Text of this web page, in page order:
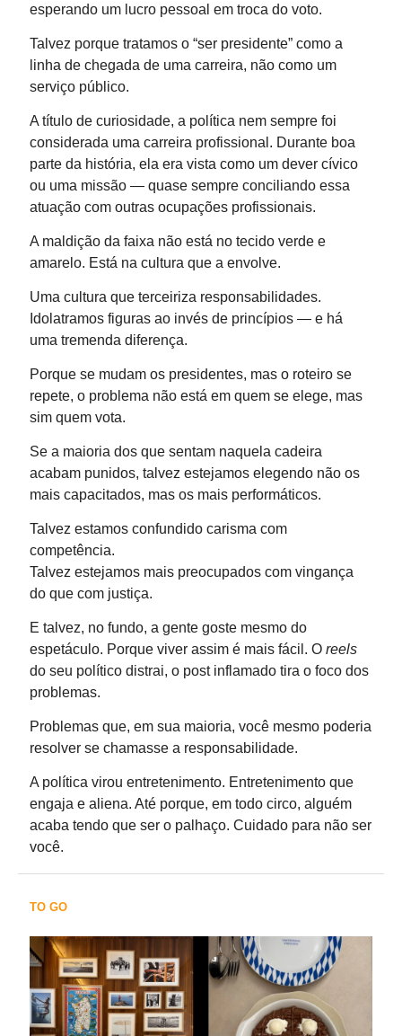
esperando um lucro pessoal em troca do voto.
Talvez porque tratamos o “ser presidente” como a
linha de chegada de uma carreira, não como um
serviço público.
A título de curiosidade, a política nem sempre foi
considerada uma carreira profissional. Durante boa
parte da história, ela era vista como um dever cívico
ou uma missão — quase sempre conciliando essa
atuação com outras ocupações profissionais.
A maldição da faixa não está no tecido verde e
amarelo. Está na cultura que a envolve.
Uma cultura que terceiriza responsabilidades.
Idolatramos figuras ao invés de princípios — e há
uma tremenda diferença.
Porque se mudam os presidentes, mas o roteiro se
repete, o problema não está em quem se elege, mas
sim quem vota.
Se a maioria dos que sentam naquela cadeira
acabam punidos, talvez estejamos elegendo não os
mais capacitados, mas os mais performáticos.
Talvez estamos confundido carisma com
competência.
Talvez estejamos mais preocupados com vingança
do que com justiça.
E talvez, no fundo, a gente goste mesmo do
espetáculo. Porque viver assim é mais fácil. O reels
do seu político distrai, o post inflamado tira o foco dos
problemas.
Problemas que, em sua maioria, você mesmo poderia
resolver se chamasse a responsabilidade.
A política virou entretenimento. Entretenimento que
engaja e aliena. Até porque, em todo circo, alguém
acaba tendo que ser o palhaço. Cuidado para não ser
você.
TO GO